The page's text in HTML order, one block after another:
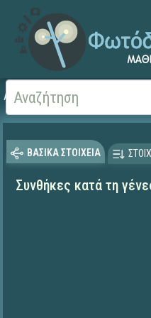
Αρχική ΦΟΡΕΙΣ ΚΑΙ
ΒΑΣΙΚΑ ΣΤΟΙΧΕΙΑ
Συνθήκες κατά τη